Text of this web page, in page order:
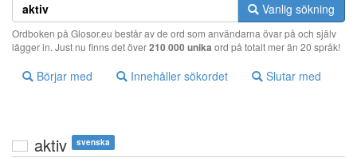
Vanlig sökning
Ordboken på Glosor.eu består av de ord som användarna övar på och själv
lägger in. Just nu finns det över210 000 unika ord på totalt mer än 20 språk!
Börjar med Innehåller sökordet Slutar med
aktiv svenska